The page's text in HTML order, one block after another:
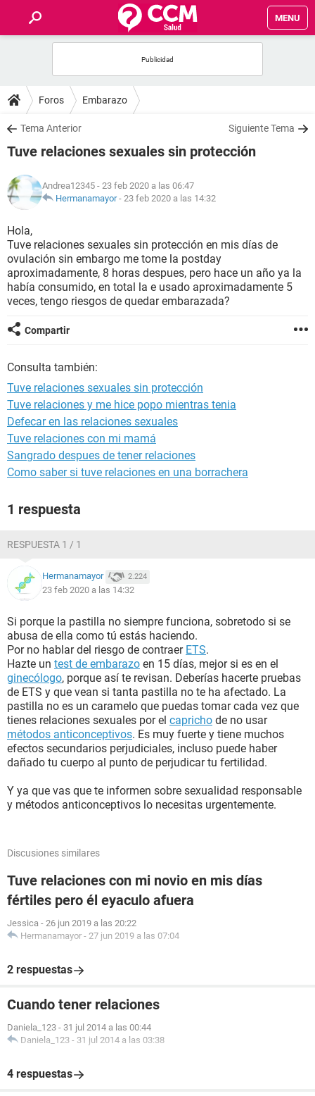
MENU
FOROS
SALUD
NUTRICIÓN
BIENESTAR
SEXUALIDAD
GLOSARIO
Foros Embarazo
Tema Anterior Siguiente Tema
Tuve relaciones sexuales sin protección
Andrea12345 - 23 feb 2020 a las 06:47
Hermanamayor- 23 feb 2020 a las 14:32
Hola,
Tuve relaciones sexuales sin protección en mis días de
ovulación sin embargo me tome la postday
aproximadamente, 8 horas despues, pero hace un año ya la
había consumido, en total la e usado aproximadamente 5
veces, tengo riesgos de quedar embarazada?
Compartir
Consulta también:
Tuve relaciones sexuales sin protección
Tuve relaciones y me hice popo mientras tenia
Defecar en las relaciones sexuales
Tuve relaciones con mi mamá
Sangrado despues de tener relaciones
Como saber si tuve relaciones en una borrachera
1 respuesta
RESPUESTA 1 / 1
Hermanamayor 2.224
23 feb 2020 a las 14:32
Si porque la pastilla no siempre funciona, sobretodo si se
abusa de ella como tú estás haciendo.
Por no hablar del riesgo de contraer ETS.
Hazte un test de embarazo en 15 días, mejor si es en el
ginecólogo, porque así te revisan. Deberías hacerte pruebas
de ETS y que vean si tanta pastilla no te ha afectado. La
pastilla no es un caramelo que puedas tomar cada vez que
tienes relaciones sexuales por el capricho de no usar
métodos anticonceptivos. Es muy fuerte y tiene muchos
efectos secundarios perjudiciales, incluso puede haber
dañado tu cuerpo al punto de perjudicar tu fertilidad.
Y ya que vas que te informen sobre sexualidad responsable
y métodos anticonceptivos lo necesitas urgentemente.
Discusiones similares
Tuve relaciones con mi novio en mis días
fértiles pero él eyaculo afuera
Jessica - 26 jun 2019 a las 20:22
Hermanamayor - 27 jun 2019 a las 07:04
2 respuestas
Cuando tener relaciones
Daniela_123 - 31 jul 2014 a las 00:44
Daniela_123 - 31 jul 2014 a las 03:38
4 respuestas